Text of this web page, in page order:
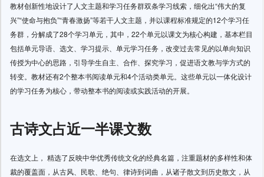
教材创新性地设计了人文主题和学习任务群双条学习线索，细化出“伟大的复
兴”“使命与抱负”“青春激扬”等若干人文主题，并以课程标准规定的12个学习任
务群，分解成了28个学习单元，其中，22个单元以课文为核心构建，基本栏目
包括单元导语、选文、学习提示、单元学习任务，改变过去常见的以单向知识
传授为中心的思路，引导学生自主、合作、探究学习，促进语文教与学方式的
转变。教材还有2个整本书阅读单元和4个活动类单元。这些单元以一体化设计
的学习任务为核心，带动整本书的阅读或实践活动的开展。
古诗文占近一半课文数
在选文上， 精选了反映中华优秀传统文化的经典名篇，注重题材的多样性和体
裁的覆盖面，从古风、民歌、绝句、律诗到词曲，从诸子散文到历史散文，从